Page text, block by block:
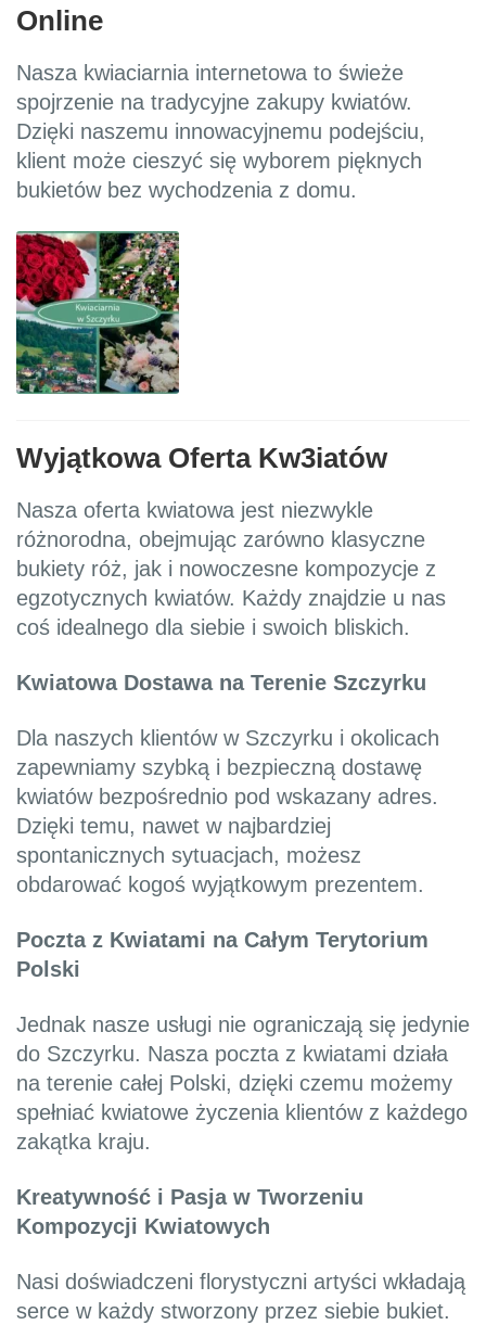
Online
Nasza kwiaciarnia internetowa to świeże
spojrzenie na tradycyjne zakupy kwiatów.
Dzięki naszemu innowacyjnemu podejściu,
klient może cieszyć się wyborem pięknych
bukietów bez wychodzenia z domu.
Wyjątkowa Oferta Kw3iatów
Nasza oferta kwiatowa jest niezwykle
różnorodna, obejmując zarówno klasyczne
bukiety róż, jak i nowoczesne kompozycje z
egzotycznych kwiatów. Każdy znajdzie u nas
coś idealnego dla siebie i swoich bliskich.
Kwiatowa Dostawa na Terenie Szczyrku
Dla naszych klientów w Szczyrku i okolicach
zapewniamy szybką i bezpieczną dostawę
kwiatów bezpośrednio pod wskazany adres.
Dzięki temu, nawet w najbardziej
spontanicznych sytuacjach, możesz
obdarować kogoś wyjątkowym prezentem.
Poczta z Kwiatami na Całym Terytorium
Polski
Jednak nasze usługi nie ograniczają się jedynie
do Szczyrku. Nasza poczta z kwiatami działa
na terenie całej Polski, dzięki czemu możemy
spełniać kwiatowe życzenia klientów z każdego
zakątka kraju.
Kreatywność i Pasja w Tworzeniu
Kompozycji Kwiatowych
Nasi doświadczeni florystyczni artyści wkładają
serce w każdy stworzony przez siebie bukiet.